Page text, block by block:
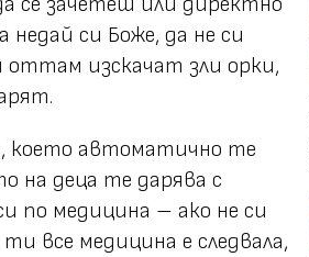
си Боже, да не си
оттам изскачат зли орки,
което автоматично те
на деца те дарява с
по медицина – ако не си
все медицина е следвала,